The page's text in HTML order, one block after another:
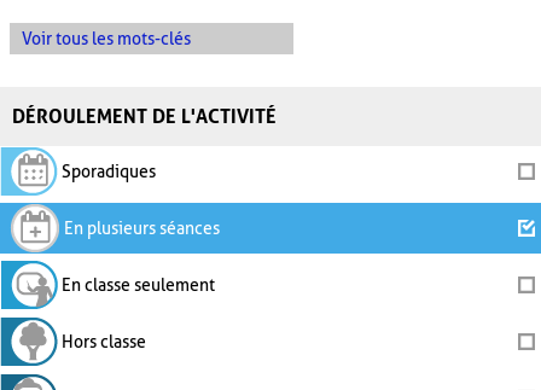
Voir tous les mots-clés
DÉROULEMENT DE L'ACTIVITÉ
Sporadiques
En plusieurs séances
En classe seulement
Hors classe